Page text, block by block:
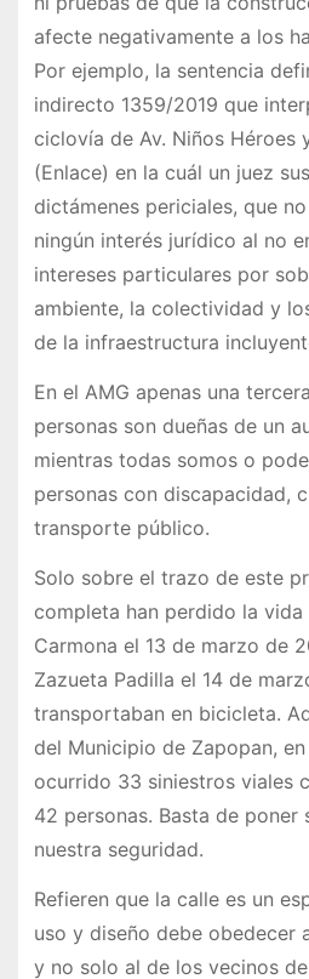
afecte negativamente a los
Por ejemplo, la sentencia
indirecto 1359/2019 que
ciclovía de Av. Niños Héroes
(Enlace) en la cuál un juez
dictámenes periciales, que
ningún interés jurídico al no
intereses particulares por
ambiente, la colectividad y
de la infraestructura
En el AMG apenas una
personas son dueñas de un
mientras todas somos o
personas con discapacidad,
transporte público.
Solo sobre el trazo de este
completa han perdido la
Carmona el 13 de marzo de
Zazueta Padilla el 14 de
transportaban en bicicleta.
del Municipio de Zapopan,
ocurrido 33 siniestros viales
42 personas. Basta de
nuestra seguridad.
Refieren que la calle es un
uso y diseño debe obedecer
y no solo al de los vecinos